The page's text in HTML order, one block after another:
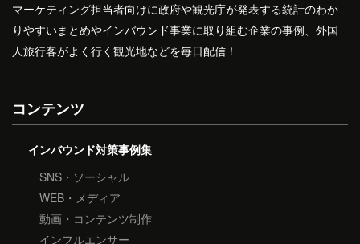
マーケティング担当者向けに政府や観光庁が発表する統計のわか
りやすいまとめやインバウンド事業に取り組む企業の事例、外国
人旅行客がよく行く観光地などを毎日配信！
コンテンツ
インバウンド対策事例集
SNS・ソーシャル
WEB・メディア
動画・コンテンツ制作
インフルエンサー